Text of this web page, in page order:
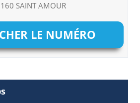
SAINT AMOUR
LE NUMÉRO